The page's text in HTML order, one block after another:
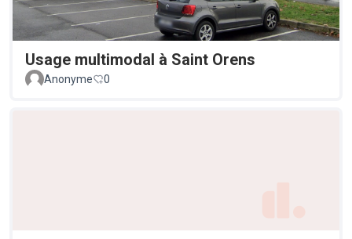
Usage multimodal à Saint Orens
Anonyme 0